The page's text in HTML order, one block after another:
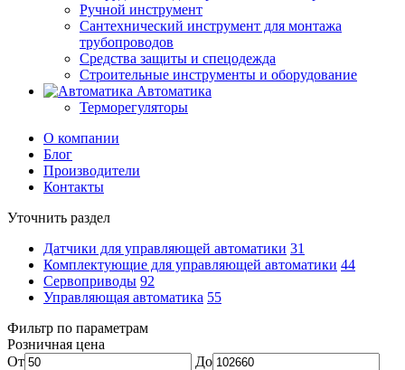
Ручной инструмент
Сантехнический инструмент для монтажа
трубопроводов
Средства защиты и спецодежда
Строительные инструменты и оборудование
Автоматика
Терморегуляторы
О компании
Блог
Производители
Контакты
Уточнить раздел
Датчики для управляющей автоматики 31
Комплектующие для управляющей автоматики 44
Сервоприводы 92
Управляющая автоматика 55
Фильтр по параметрам
Розничная цена
От
До